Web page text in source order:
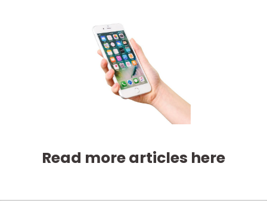
Read more articles here